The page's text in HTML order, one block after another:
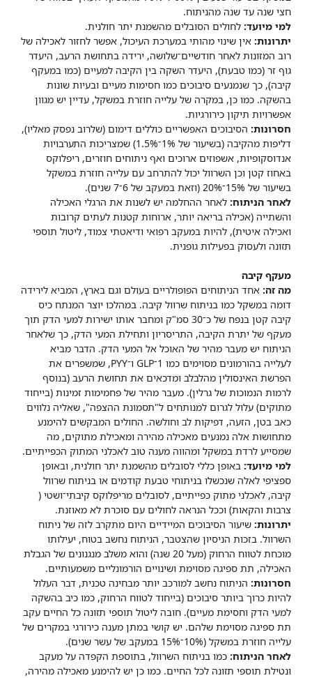
חצי שנה עד שנה מהניתוח.
למי מיועד: לחולים הסובלים מהשמנת יתר חולנית.
יתרונות: אין שינוי מהותי במערכת העיכול, אפשר לחזור לאכילה של
רוב המזונות לאחר חודשיים־שלושה, ירידה בתחושת הרעב, היעדר
גוף זר (כמו טבעת), היעדר השקה בין הקיבה למעיים (כמו במעקף
קיבה), כך שנמנעים סיבוכים כמו חסימות מעיים ובעיות שונות
בהשקה. כמו כן, במקרה של עלייה חוזרת במשקל, עדיין יש מגוון
אפשרויות תיקון כירורגיות.
חסרונות: הסיבוכים האפשריים כוללים דימום (שלרוב נפסק מאליו),
דליפות מהקיבה (בשיעור של 1%־1.5%) שמצריכות התערבויות
אנדוסקופיות, אשפוזים ארוכים ואף ניתוחים חוזרים, ריפלוקס
באחוז קטן וכן השרוול יכול להתרחב עם עלייה חוזרת במשקל
בשיעור של 15%־20% (וזאת במעקב של 6־7 שנים).
לאחר הניתוח: לאחר ההחלמה יש לשנות את הרגלי האכילה
והשתייה (אכילה בריאה יותר, ארוחות קטנות לעתים קרובות
ואכילה איטית), להיות במעקב רפואי ודיאטתי צמוד, ליטול תוספי
תזונה ולעסוק בפעילות גופנית.
מעקף קיבה
מה זה: אחד הניתוחים הפופולריים בעולם וגם בארץ, המביא לירידה
דומה במשקל כמו בניתוח שרוול קיבה. במהלכו יוצר המנתח כיס
קיבה קטן בנפח של כ־30 סמ"ק ומחבר אותו ישירות למעי הדק תוך
מעקף של יתרת הקיבה, התריסריון ותחילת המעי הדק, כך שלאחר
הניתוח יש מעבר מהיר של האוכל אל המעי הדק. הדבר מביא
לעלייה בהורמונים מסוימים כמו 1־GLP ו־PYY, שמשפרים את
הפרשת האינסולין מהלבלב ומדכאים את תחושת הרעב (בנוסף
לרמות הנמוכות של גרלין). מעבר מהיר של פחמימות זמינות (בייחוד
מתוקים) עלול לגרום למנותחים ל"תסמונת ההצפה", שאליה נלווים
כאב בטן, הזעה, דפיקות לב וחולשה. החולים המבקשים להימנע
מתחושות אלה נמנעים מאכילה מהירה ומאכילת מתוקים, מה
שמסייע לרדת במשקל ומהווה מענה טוב לאכלני המתוק הכפייתיים.
למי מיועד: באופן כללי לסובלים מהשמנת יתר חולנית, ובאופן
ספציפי לאלה שנכשלו בניתוחי טבעת קודמים או בניתוח שרוול
קיבה, לאכלני מתוק כפייתיים, לסובלים מריפלוקס קיבתי־ושטי (
צרבות והקאות) וככל הנראה לחולים עם סוכרת לא מאוזנת.
יתרונות: שיעור הסיבוכים המיידיים היום מתקרב לזה של ניתוח
השרוול. בזכות הניסיון שהצטבר, הניתוח נחשב בטוח, יעילותו
מוכחת לטווח הרחוק (מעל 20 שנה) והוא משלב מנגנונים של הגבלת
האכילה, תת ספיגה מסוימת ושינויים הורמונליים משמעותיים.
חסרונות: הניתוח נחשב למורכב יותר מבחינה טכנית, דבר העלול
להיות כרוך ביותר סיבוכים (בייחוד לטווח הרחוק, כמו כיב בהשקה
למעי הדק וחסימת מעיים). חובה ליטול תוספי תזונה כל החיים עקב
תת ספיגה מסוימת שלהם. יש קושי במתן מענה כירורגי במקרים של
עלייה חוזרת במשקל (10%־15% במעקב של עשר שנים).
לאחר הניתוח: כמו בניתוח השרוול, בתוספת הקפדה על מעקב
ונטילת תוספי תזונה לכל החיים. כמו כן יש להימנע מאכילה מהירה,